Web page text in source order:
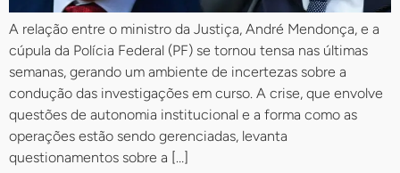
A relação entre o ministro da Justiça, André Mendonça, e a
cúpula da Polícia Federal (PF) se tornou tensa nas últimas
semanas, gerando um ambiente de incertezas sobre a
condução das investigações em curso. A crise, que envolve
questões de autonomia institucional e a forma como as
operações estão sendo gerenciadas, levanta
questionamentos sobre a […]